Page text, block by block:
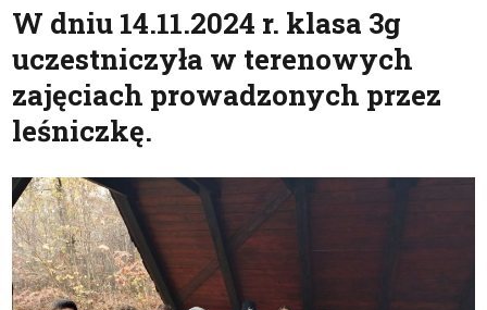
W dniu 14.11.2024 r. klasa 3g
uczestniczyła w terenowych
zajęciach prowadzonych przez
leśniczkę.